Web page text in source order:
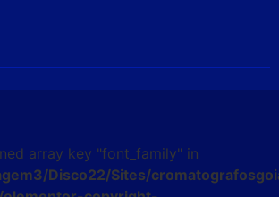
array key "font_family" in
Disco22/Sites/